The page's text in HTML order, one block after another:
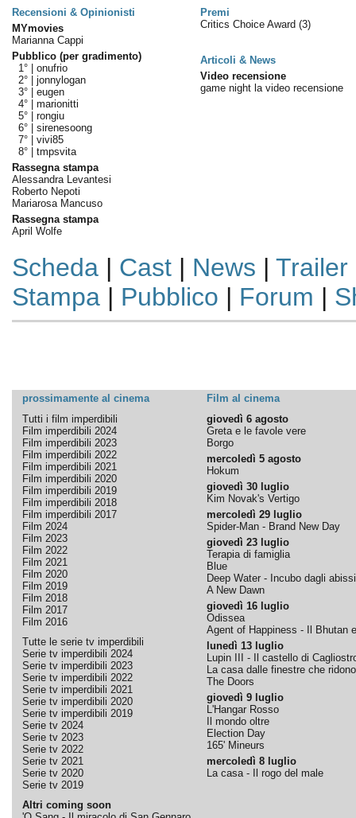
Recensioni & Opinionisti
Premi
MYmovies
Marianna Cappi
Pubblico (per gradimento)
1° | onufrio
2° | jonnylogan
3° | eugen
4° | marionitti
5° | rongiu
6° | sirenesoong
7° | vivi85
8° | tmpsvita
Rassegna stampa
Alessandra Levantesi
Roberto Nepoti
Mariarosa Mancuso
Rassegna stampa
April Wolfe
Critics Choice Award (3)
Articoli & News
Video recensione
game night la video recensione
Scheda| Cast| News | Trailer
Stampa| Pubblico | Forum |
prossimamente al cinema
Film al cinema
Tutti i film imperdibili
Film imperdibili 2024
Film imperdibili 2023
Film imperdibili 2022
Film imperdibili 2021
Film imperdibili 2020
Film imperdibili 2019
Film imperdibili 2018
Film imperdibili 2017
Film 2024
Film 2023
Film 2022
Film 2021
Film 2020
Film 2019
Film 2018
Film 2017
Film 2016
Tutte le serie tv imperdibili
Serie tv imperdibili 2024
Serie tv imperdibili 2023
Serie tv imperdibili 2022
Serie tv imperdibili 2021
Serie tv imperdibili 2020
Serie tv imperdibili 2019
Serie tv 2024
Serie tv 2023
Serie tv 2022
Serie tv 2021
Serie tv 2020
Serie tv 2019
Altri coming soon
giovedì 6 agosto
Greta e le favole vere
Borgo
mercoledì 5 agosto
Hokum
giovedì 30 luglio
Kim Novak's Vertigo
mercoledì 29 luglio
Spider-Man - Brand New Day
giovedì 23 luglio
Terapia di famiglia
Blue
Deep Water - Incubo dagli abissi
A New Dawn
giovedì 16 luglio
Odissea
Agent of Happiness - Il Bhutan
lunedì 13 luglio
Lupin III - Il castello di
La casa dalle finestre che ridono
The Doors
giovedì 9 luglio
L'Hangar Rosso
Il mondo oltre
Election Day
165' Mineurs
mercoledì 8 luglio
La casa - Il rogo del male